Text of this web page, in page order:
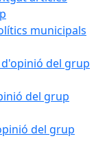
municipals
d'opinió del grup
del grup
del grup